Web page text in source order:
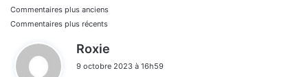
Navigation
dans
les
Commentaires plus anciens
Commentaires plus récents
Roxie
t
9 octobre 2023 à 16h59